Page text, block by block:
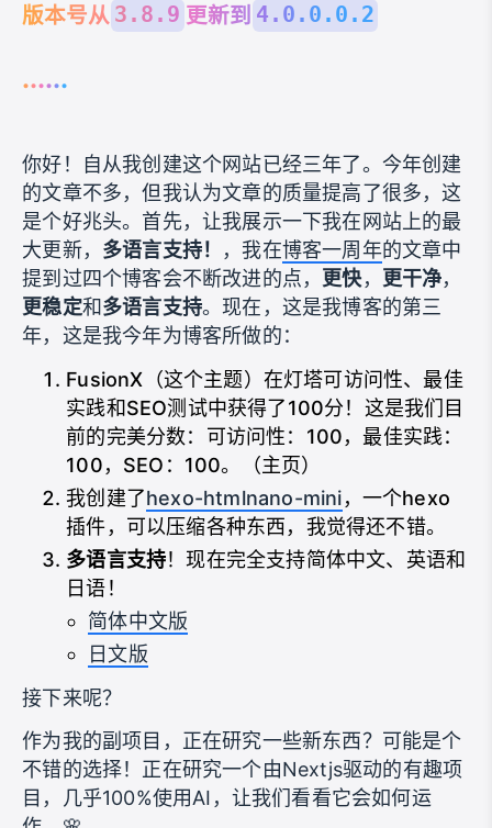
版本号从 3.8.9 更新到 4.0.0.0.2
......
你好！自从我创建这个网站已经三年了。今年创建
的文章不多，但我认为文章的质量提高了很多，这
是个好兆头。首先，让我展示一下我在网站上的最
大更新， 多语言支持！ ，我在博客一周年的文章中
提到过四个博客会不断改进的点， 更快， 更干净，
更稳定和多语言支持。现在，这是我博客的第三
年，这是我今年为博客所做的：
FusionX（这个主题）在灯塔可访问性、最佳
实践和SEO测试中获得了100分！这是我们目
前的完美分数：可访问性：100，最佳实践：
100，SEO：100。（主页）
我创建了hexo-htmlnano-mini，一个hexo
插件，可以压缩各种东西，我觉得还不错。
多语言支持！现在完全支持简体中文、英语和
日语！
简体中文版
日文版
接下来呢？
作为我的副项目，正在研究一些新东西？可能是个
不错的选择！正在研究一个由Nextjs驱动的有趣项
目，几乎100%使用AI，让我们看看它会如何运